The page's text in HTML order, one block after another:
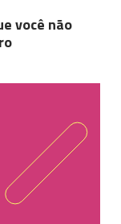
você não